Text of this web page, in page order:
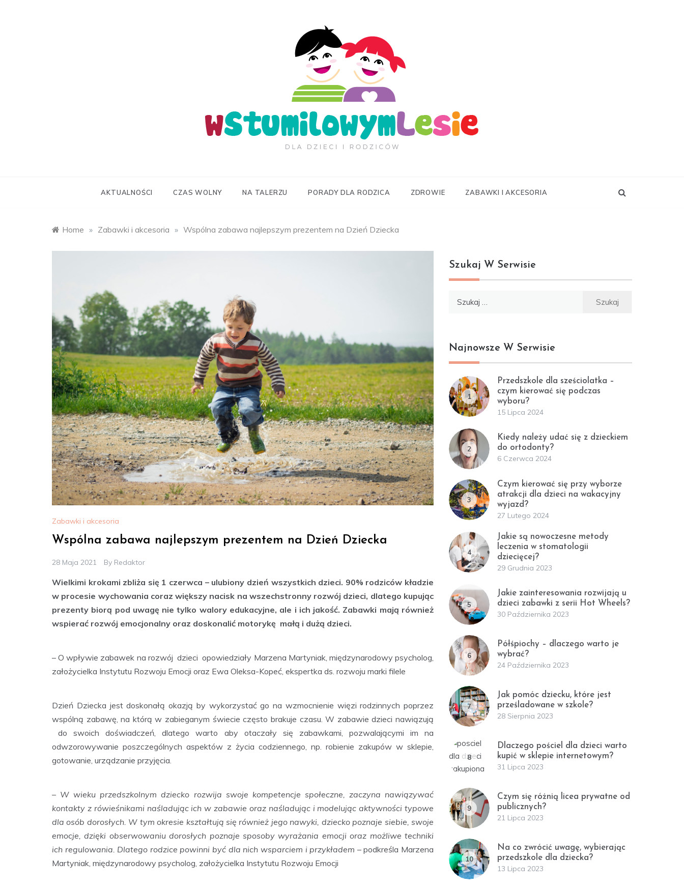
AKTUALNOŚCI CZAS WOLNY NA TALERZU PORADY DLA RODZICA ZDROWIE ZABAWKI I AKCESORIA
Home » Zabawki i akcesoria » Wspólna zabawa najlepszym prezentem na Dzień Dziecka
Zabawki i akcesoria
Wspólna zabawa najlepszym prezentem na Dzień Dziecka
28 Maja 2021 By Redaktor
Wielkimi krokami zbliża się 1 czerwca – ulubiony dzień wszystkich dzieci. 90% rodziców kładzie
w procesie wychowania coraz większy nacisk na wszechstronny rozwój dzieci, dlatego kupując
prezenty biorą pod uwagę nie tylko walory edukacyjne, ale i ich jakość. Zabawki mają również
wspierać rozwój emocjonalny oraz doskonalić motorykę małą i dużą dzieci.
– O wpływie zabawek na rozwój dzieci opowiedziały Marzena Martyniak, międzynarodowy psycholog,
założycielka Instytutu Rozwoju Emocji oraz Ewa Oleksa-Kopeć, ekspertka ds. rozwoju marki filele
Dzień Dziecka jest doskonałą okazją by wykorzystać go na wzmocnienie więzi rodzinnych poprzez
wspólną zabawę, na którą w zabieganym świecie często brakuje czasu. W zabawie dzieci nawiązują
do swoich doświadczeń, dlatego warto aby otaczały się zabawkami, pozwalającymi im na
odwzorowywanie poszczególnych aspektów z życia codziennego, np. robienie zakupów w sklepie,
gotowanie, urządzanie przyjęcia.
– W wieku przedszkolnym dziecko rozwija swoje kompetencje społeczne, zaczyna nawiązywać
kontakty z rówieśnikami naśladując ich w zabawie oraz naśladując i modelując aktywności typowe
dla osób dorosłych. W tym okresie kształtują się również jego nawyki, dziecko poznaje siebie, swoje
emocje, dzięki obserwowaniu dorosłych poznaje sposoby wyrażania emocji oraz możliwe techniki
ich regulowania. Dlatego rodzice powinni być dla nich wsparciem i przykładem – podkreśla Marzena
Martyniak, międzynarodowy psycholog, założycielka Instytutu Rozwoju Emocji
Szukaj W Serwisie
Najnowsze W Serwisie
1
Przedszkole dla sześciolatka –
czym kierować się podczas
wyboru?
15 Lipca 2024
2
Kiedy należy udać się z dzieckiem
do ortodonty?
6 Czerwca 2024
3
Czym kierować się przy wyborze
atrakcji dla dzieci na wakacyjny
wyjazd?
27 Lutego 2024
4
Jakie są nowoczesne metody
leczenia w stomatologii
dziecięcej?
29 Grudnia 2023
5
Jakie zainteresowania rozwijają u
dzieci zabawki z serii Hot Wheels?
30 Października 2023
6
Półśpiochy – dlaczego warto je
wybrać?
24 Października 2023
7
Jak pomóc dziecku, które jest
prześladowane w szkole?
28 Sierpnia 2023
8
Dlaczego pościel dla dzieci warto
kupić w sklepie internetowym?
31 Lipca 2023
9
Czym się różnią licea prywatne od
publicznych?
21 Lipca 2023
10
Na co zwrócić uwagę, wybierając
przedszkole dla dziecka?
13 Lipca 2023